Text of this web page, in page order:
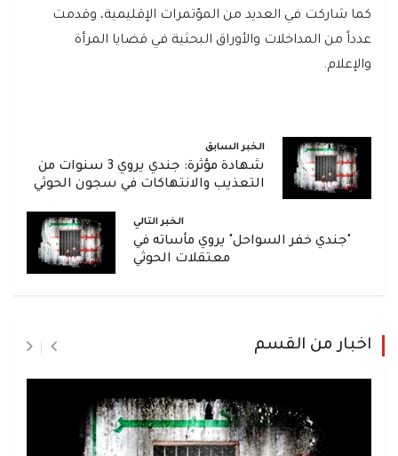
كما شاركت في العديد من المؤتمرات الإقليمية، وقدمت
عدداً من المداخلات والأوراق البحثية في قضايا المرأة
والإعلام.
الخبر السابق
شهادة مؤثرة: جندي يروي 3 سنوات من
التعذيب والانتهاكات في سجون الحوثي
الخبر التالي
"جندي خفر السواحل" يروي مأساته في
معتقلات الحوثي
اخبار من القسم